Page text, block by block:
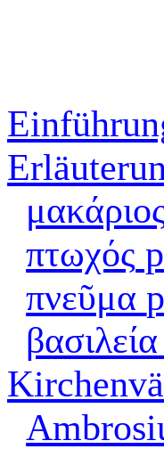
πτωχός
πνεῦμα
βασιλεία